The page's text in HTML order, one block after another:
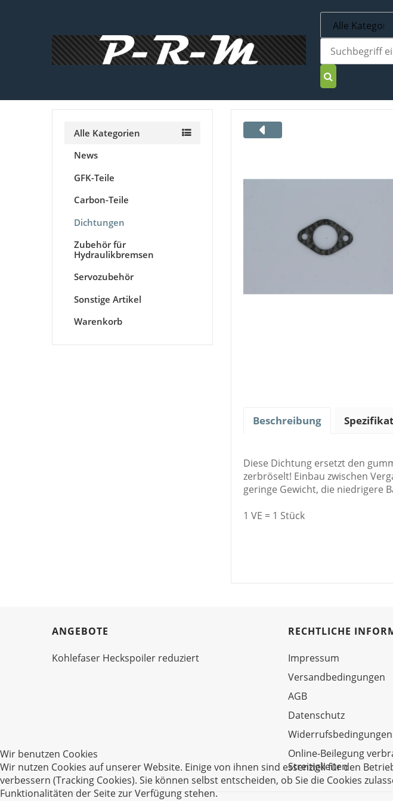
Alle Kategorien
News
GFK-Teile
Carbon-Teile
Dichtungen
Zubehör für
Hydraulikbremsen
Servozubehör
Sonstige Artikel
Warenkorb
Beschreibung
Diese Dichtung ersetzt den
zerbröselt! Einbau zwischen
geringe Gewicht, die niedrigere
1 VE = 1 Stück
ANGEBOTE
Kohlefaser Heckspoiler reduziert
RECHTLICHE
Impressum
Versandbedingungen
AGB
Datenschutz
Widerrufsbedingungen
Online-Beilegung
Streitigkeiten
Wir benutzen Cookies
Wir nutzen Cookies auf unserer Website. Einige von ihnen sind essenziell für den
verbessern (Tracking Cookies). Sie können selbst entscheiden, ob Sie die Cookies
Funktionalitäten der Seite zur Verfügung stehen.